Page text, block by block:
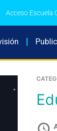
Acceso Escuela